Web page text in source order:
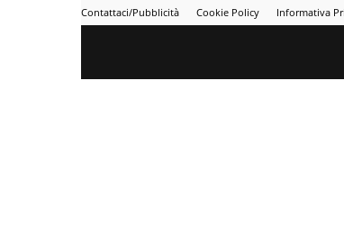
Contattaci/Pubblicità Cookie Policy Informativa